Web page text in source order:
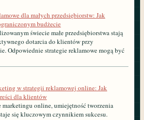
dla małych przedsiębiorstw: Jak
budżecie
świecie małe przedsiębiorstwa stają
dotarcia do klientów przy
Odpowiednie strategie reklamowe mogą być
w strategii reklamowej online: Jak
dla klientów
marketingu online, umiejętność tworzenia
się kluczowym czynnikiem sukcesu.